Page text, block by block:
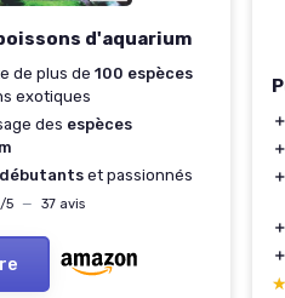
d'aquarium
de plus de 100 espèces
exotiques
des espèces
débutants et passionnés
5 — 37 avis
＋
＋
＋
＋
＋